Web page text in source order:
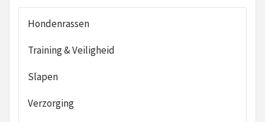
Hondenrassen
Training & Veiligheid
Slapen
Verzorging